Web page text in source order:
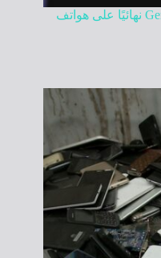
جوجل تستبدل Google Assistant بـ Gemini نهائيًا على هواتف